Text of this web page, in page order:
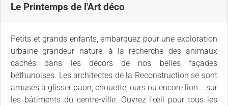
Le Printemps de l'Art déco
Petits et grands enfants, embarquez pour une exploration
urbaine grandeur nature, à la recherche des animaux
cachés dans les décors de nos belles façades
béthunoises. Les architectes de la Reconstruction se sont
amusés à glisser paon, chouette, ours ou encore lion... sur
les bâtiments du centre-ville. Ouvrez l'œil pour tous les